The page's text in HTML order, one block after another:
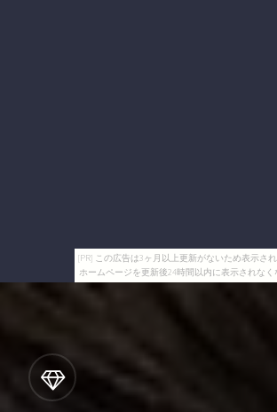
[PR] この広告は3ヶ月以上更新がないため表示され
ホームページを更新後24時間以内に表示されなく